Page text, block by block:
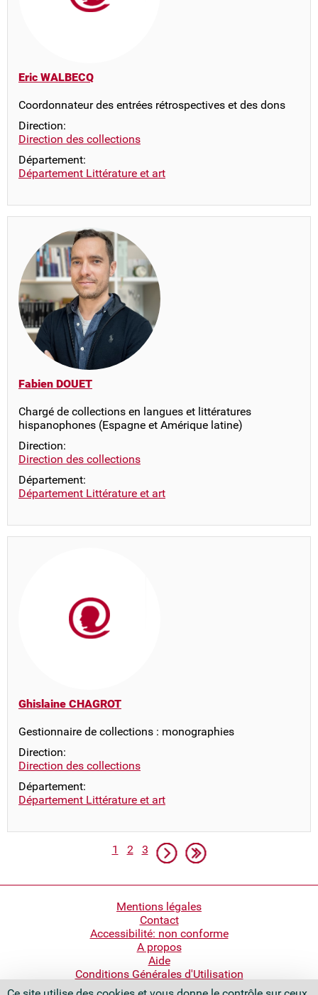
Eric WALBECQ
Coordonnateur des entrées rétrospectives et des dons
Direction:
Direction des collections
Département:
Département Littérature et art
Fabien DOUET
Chargé de collections en langues et littératures
hispanophones (Espagne et Amérique latine)
Direction:
Direction des collections
Département:
Département Littérature et art
Ghislaine CHAGROT
Gestionnaire de collections : monographies
Direction:
Direction des collections
Département:
Département Littérature et art
Pagination
Page
1 Page
2 Page
3 Page suivante
Dernière page
Mentions légales
Contact
Accessibilité: non conforme
A propos
Aide
Conditions Générales d'Utilisation